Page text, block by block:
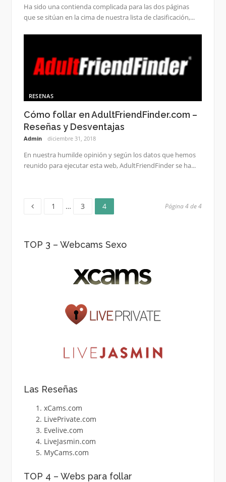
Ha sido una contienda complicada para las dos páginas
que se sitúan en la cima de nuestra lista de clasificación,...
RESENAS
Cómo follar en AdultFriendFinder.com –
Reseñas y Desventajas
Admin diciembre 31, 2018
En nuestra humilde opinión y según los datos que hemos
reunido para ejecutar esta web, AdultFriendFinder se ha...
Navegación
entradas
Página
1 … Página
3 Página
4 Página 4 de 4
TOP 3 – Webcams Sexo
Las Reseñas
xCams.com
LivePrivate.com
Evelive.com
LiveJasmin.com
MyCams.com
TOP 4 – Webs para follar